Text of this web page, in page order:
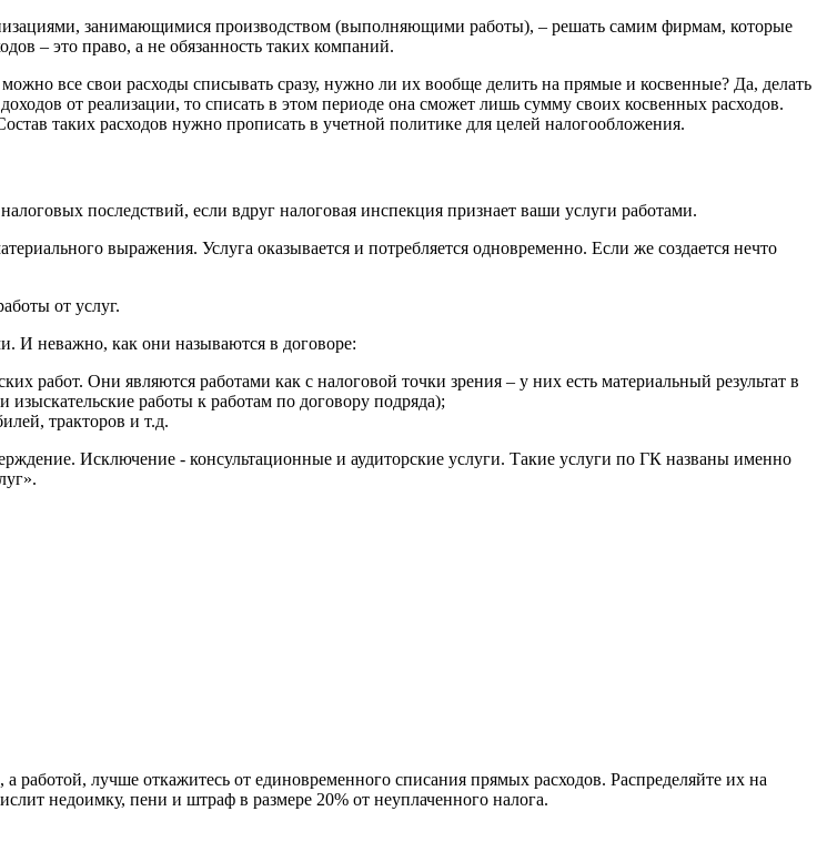
занимающимися производством (выполняющими работы), – решать самим фирмам, которые
– это право, а не обязанность таких компаний.
все свои расходы списывать сразу, нужно ли их вообще делить на прямые и косвенные? Да, делать
от реализации, то списать в этом периоде она сможет лишь сумму своих косвенных расходов.
таких расходов нужно прописать в учетной политике для целей налогообложения.
последствий, если вдруг налоговая инспекция признает ваши услуги работами.
выражения. Услуга оказывается и потребляется одновременно. Если же создается нечто
от услуг.
И неважно, как они называются в договоре:
работ. Они являются работами как с налоговой точки зрения – у них есть материальный результат в
работы к работам по договору подряда);
тракторов и т.д.
Исключение - консультационные и аудиторские услуги. Такие услуги по ГК названы именно
работой, лучше откажитесь от единовременного списания прямых расходов. Распределяйте их на
недоимку, пени и штраф в размере 20% от неуплаченного налога.